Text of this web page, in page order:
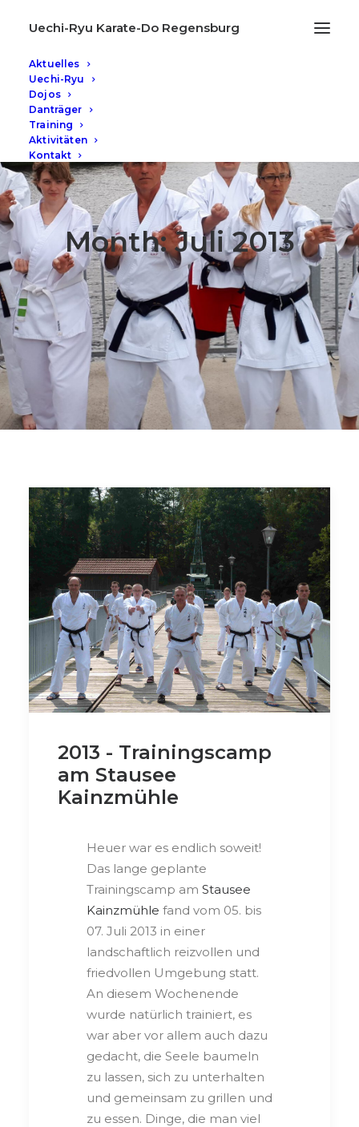
Uechi-Ryu Karate-Do Regensburg
Aktuelles
Uechi-Ryu
Dojos
Danträger
Training
Aktivitäten
Kontakt
Month: Juli 2013
2013 - Trainingscamp
am Stausee
Kainzmühle
Heuer war es endlich soweit!
Das lange geplante
Trainingscamp am Stausee
Kainzmühle fand vom 05. bis
07. Juli 2013 in einer
landschaftlich reizvollen und
friedvollen Umgebung statt.
An diesem Wochenende
wurde natürlich trainiert, es
war aber vor allem auch dazu
gedacht, die Seele baumeln
zu lassen, sich zu unterhalten
und gemeinsam zu grillen und
zu essen. Dinge, die man viel